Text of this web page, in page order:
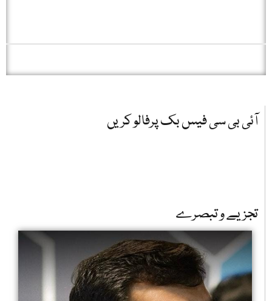
آئی بی سی فیس بک پرفالو کریں
تجزیے و تبصرے